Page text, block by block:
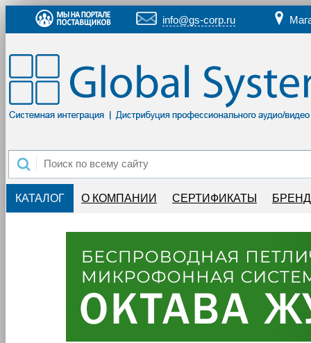
info@gs-corp.ru
КАТАЛОГ О КОМПАНИИ СЕРТИФИКАТЫ